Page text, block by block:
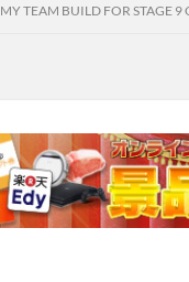
MY TEAM BUILD FOR STAGE